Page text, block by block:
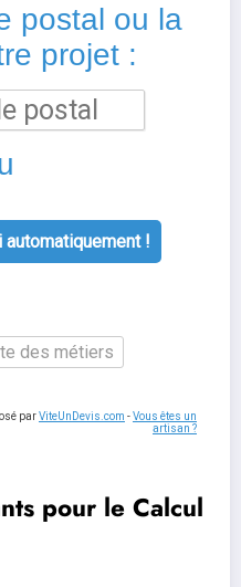
postal ou la
projet :
!
des métiers
parViteUnDevis.com -Vous êtes un
artisan ?
pour le Calcul